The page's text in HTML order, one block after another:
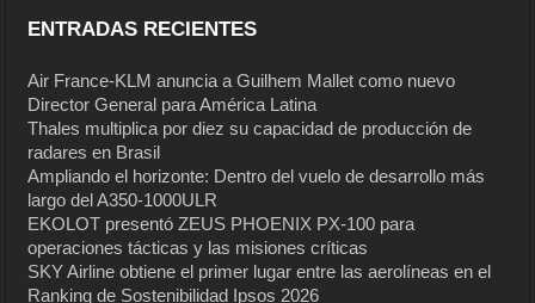
ENTRADAS RECIENTES
Air France-KLM anuncia a Guilhem Mallet como nuevo
Director General para América Latina
Thales multiplica por diez su capacidad de producción de
radares en Brasil
Ampliando el horizonte: Dentro del vuelo de desarrollo más
largo del A350-1000ULR
EKOLOT presentó ZEUS PHOENIX PX-100 para
operaciones tácticas y las misiones críticas
SKY Airline obtiene el primer lugar entre las aerolíneas en el
Ranking de Sostenibilidad Ipsos 2026